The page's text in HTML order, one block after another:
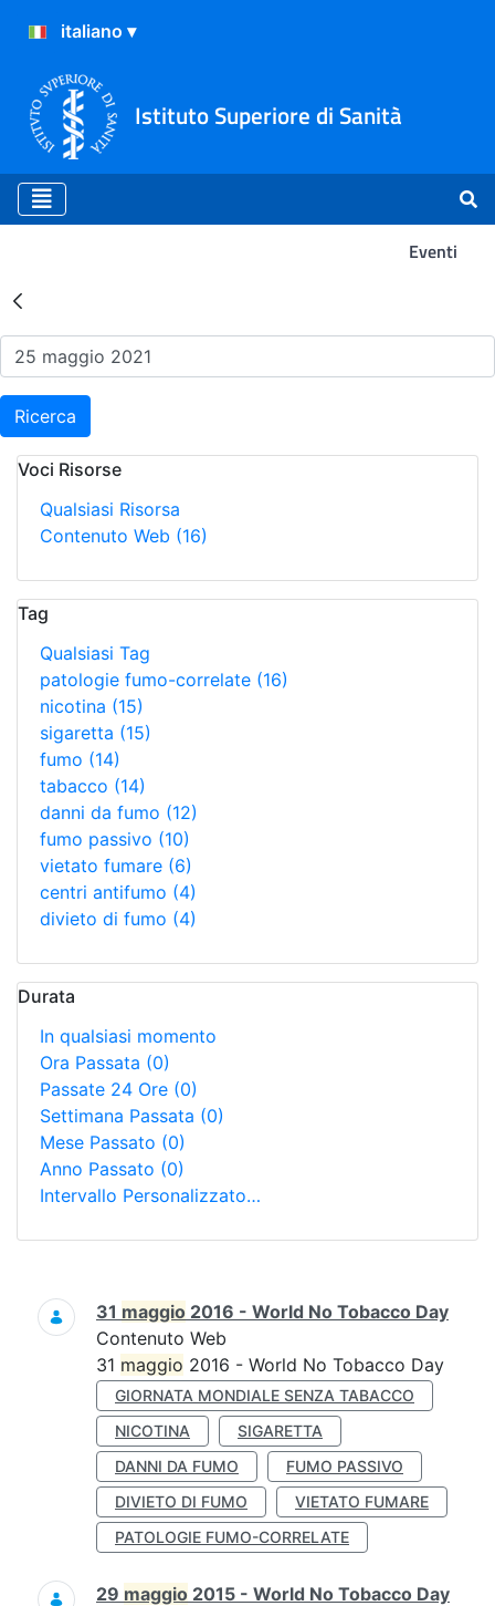
Istituto Superiore di Sanità
Eventi
Risultati della Ricerca -
Ricerca
Voci Risorse
Qualsiasi Risorsa
Contenuto Web (16)
Tag
Qualsiasi Tag
patologie fumo-correlate (16)
nicotina (15)
sigaretta (15)
fumo (14)
tabacco (14)
danni da fumo (12)
fumo passivo (10)
vietato fumare (6)
centri antifumo (4)
divieto di fumo (4)
Durata
In qualsiasi momento
Ora Passata (0)
Passate 24 Ore (0)
Settimana Passata (0)
Mese Passato (0)
Anno Passato (0)
Intervallo Personalizzato…
Ricerca
31 maggio 2016 - World No Tobacco Day
Contenuto Web
31 maggio 2016 - World No Tobacco Day
GIORNATA MONDIALE SENZA TABACCO
NICOTINA
SIGARETTA
DANNI DA FUMO
FUMO PASSIVO
DIVIETO DI FUMO
VIETATO FUMARE
PATOLOGIE FUMO-CORRELATE
29 maggio 2015 - World No Tobacco Day